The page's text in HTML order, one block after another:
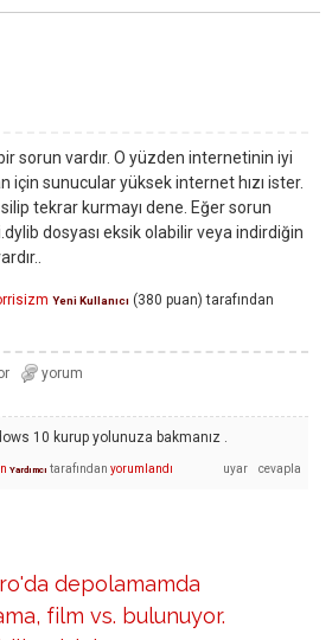
sorun vardır. O yüzden internetinin iyi
için sunucular yüksek internet hızı ister.
tekrar kurmayı dene. Eğer sorun
dosyası eksik olabilir veya indirdiğin
Yeni Kullanıcı (380 puan) tarafından
10 kurup yolunuza bakmanız .
Yardımcı tarafından yorumlandı
depolamamda
film vs. bulunuyor.